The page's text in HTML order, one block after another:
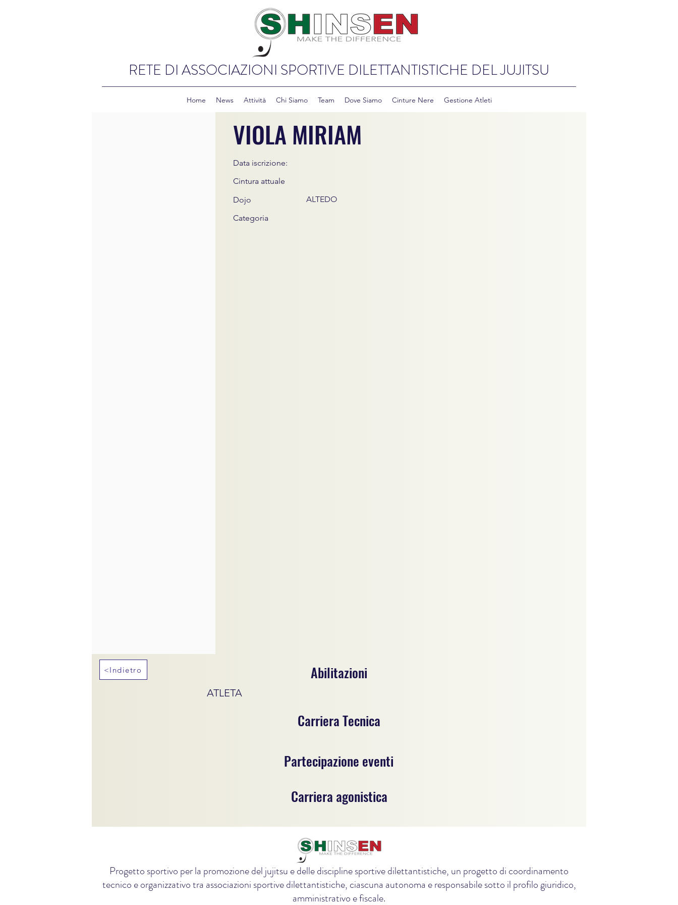
RETE DI ASSOCIAZIONI SPORTIVE DILETTANTISTICHE DEL JUJITSU
Home News Attività Chi Siamo Team Dove Siamo Cinture Nere Gestione Atleti
VIOLA MIRIAM
Data iscrizione:
Cintura attuale
Dojo
Categoria
ALTEDO
<Indietro Abilitazioni
ATLETA
Carriera Tecnica
Partecipazione eventi
Carriera agonistica
Progetto sportivo per la promozione del jujitsu e delle discipline sportive dilettantistiche, un progetto di coordinamento
tecnico e organizzativo tra associazioni sportive dilettantistiche, ciascuna autonoma e responsabile sotto il profilo giuridico,
amministrativo e fiscale.